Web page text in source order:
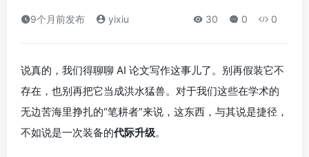
9个月前发布 yixiu 30 0 0
说真的，我们得聊聊 AI 论文写作这事儿了。别再假装它不
存在，也别再把它当成洪水猛兽。对于我们这些在学术的
无边苦海里挣扎的“笔耕者”来说，这东西，与其说是捷径，
不如说是一次装备的代际升级。